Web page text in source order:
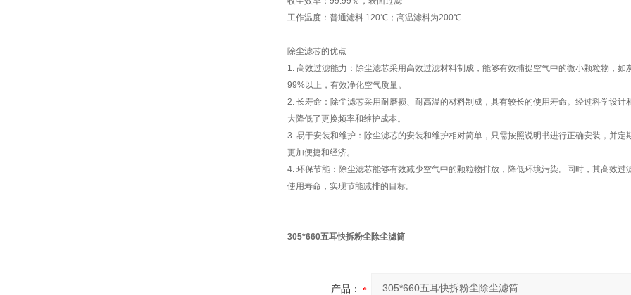
工作温度：普通滤料 120℃；高温滤料为200℃
除尘滤芯的优点
1. 高效过滤能力：除尘滤芯采用高效过滤材料制成，能够有效捕捉空气中的微小颗粒物，如
99%以上，有效净化空气质量。
2. 长寿命：除尘滤芯采用耐磨损、耐高温的材料制成，具有较长的使用寿命。经过科学设
大降低了更换频率和维护成本。
3. 易于安装和维护：除尘滤芯的安装和维护相对简单，只需按照说明书进行正确安装，并定
更加便捷和经济。
4. 环保节能：除尘滤芯能够有效减少空气中的颗粒物排放，降低环境污染。同时，其高效
使用寿命，实现节能减排的目标。
305*660五耳快拆粉尘除尘滤筒
产品：